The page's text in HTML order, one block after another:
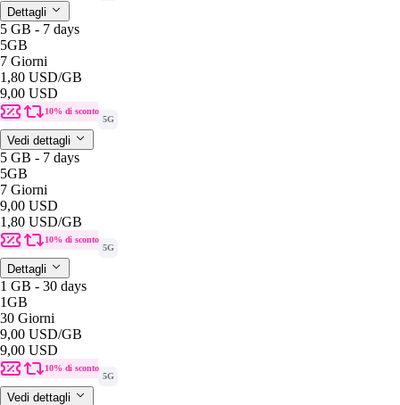
Dettagli
5 GB - 7 days
5GB
7 Giorni
1,80 USD/GB
9,00 USD
10% di sconto
5G
Vedi dettagli
5 GB - 7 days
5GB
7 Giorni
9,00 USD
1,80 USD/GB
10% di sconto
5G
Dettagli
1 GB - 30 days
1GB
30 Giorni
9,00 USD/GB
9,00 USD
10% di sconto
5G
Vedi dettagli